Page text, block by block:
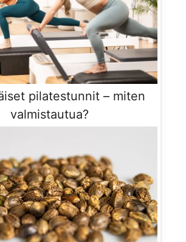
pilatestunnit – miten
valmistautua?